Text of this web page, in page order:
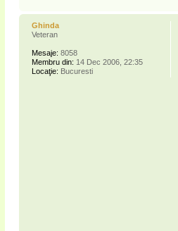
Ghinda
Veteran
Mesaje: 8058
Membru din: 14 Dec 2006, 22:35
Locaţie: Bucuresti